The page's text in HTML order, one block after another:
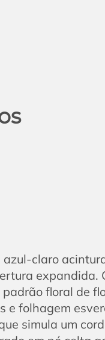
azul-claro
expandida.
floral de
e folhagem
simula um